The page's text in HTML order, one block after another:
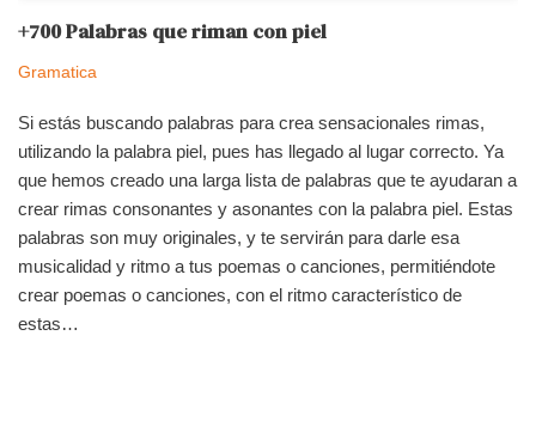
+700 Palabras que riman con piel
Gramatica
Si estás buscando palabras para crea sensacionales rimas,
utilizando la palabra piel, pues has llegado al lugar correcto. Ya
que hemos creado una larga lista de palabras que te ayudaran a
crear rimas consonantes y asonantes con la palabra piel. Estas
palabras son muy originales, y te servirán para darle esa
musicalidad y ritmo a tus poemas o canciones, permitiéndote
crear poemas o canciones, con el ritmo característico de
estas…